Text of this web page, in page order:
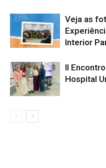
Veja as
Interior
II
Hospital